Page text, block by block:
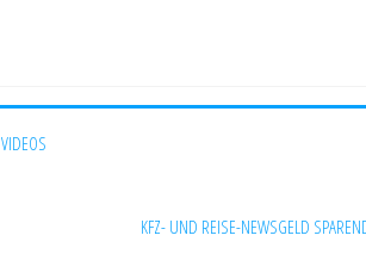
VIDEOS
KFZ- UND REISE-NEWSGELD SPAREN